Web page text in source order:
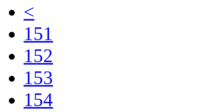
<
151
152
153
154